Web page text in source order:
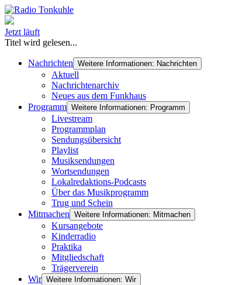
Jetzt läuft
Titel wird gelesen...
Nachrichten Weitere Informationen: Nachrichten
Aktuell
Nachrichtenarchiv
Neues aus dem Funkhaus
Programm Weitere Informationen: Programm
Livestream
Programmplan
Sendungsübersicht
Playlist
Musiksendungen
Wortsendungen
Lokalredaktions-Podcasts
Über das Musikprogramm
Trug und Schein
Mitmachen Weitere Informationen: Mitmachen
Kursangebote
Kinderradio
Praktika
Mitgliedschaft
Trägerverein
Wir Weitere Informationen: Wir